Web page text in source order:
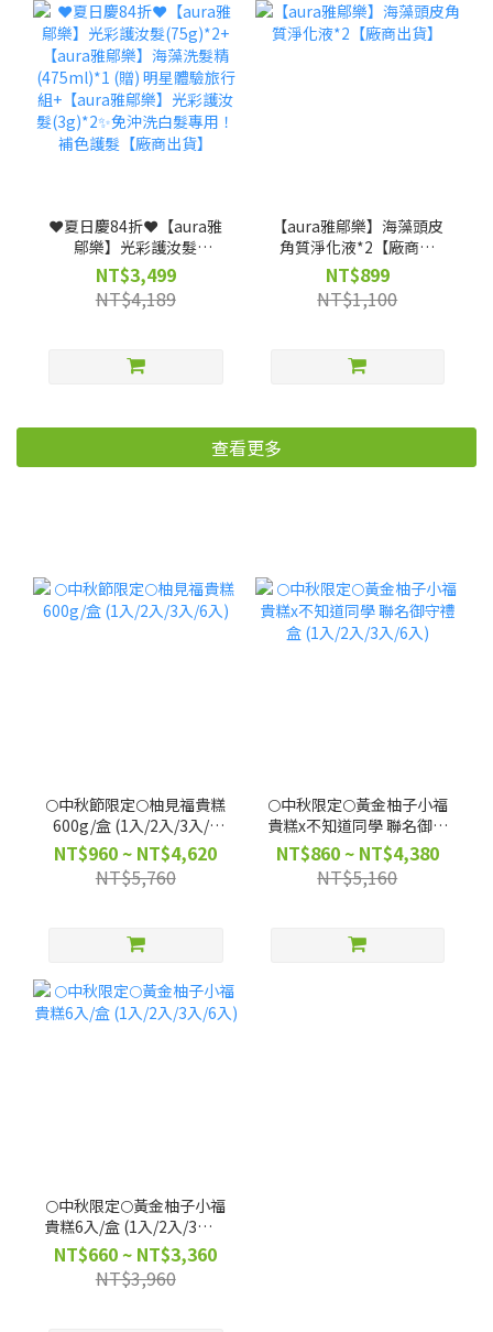
❤️夏日慶84折❤️【aura雅
鄔樂】光彩護汝髮
(75g)*2+【aura雅鄔樂】
海藻洗髮精 (475ml)*1
(贈) 明星體驗旅行組+
用！補色護髮【廠商出
NT$3,499
NT$4,189
【aura雅鄔樂】海藻頭皮
角質淨化液*2【廠商出
貨】
NT$899
NT$1,100
查看更多
🌕中秋節限定🌕柚見福貴糕
600g/盒 (1入/2入/3入/6
入)
NT$960 ~ NT$4,620
NT$5,760
🌕中秋限定🌕黃金柚子小福
貴糕x不知道同學 聯名御守
禮盒 (1入/2入/3入/6入)
NT$860 ~ NT$4,380
NT$5,160
🌕中秋限定🌕黃金柚子小福
貴糕6入/盒 (1入/2入/3入/6
入)
NT$660 ~ NT$3,360
NT$3,960